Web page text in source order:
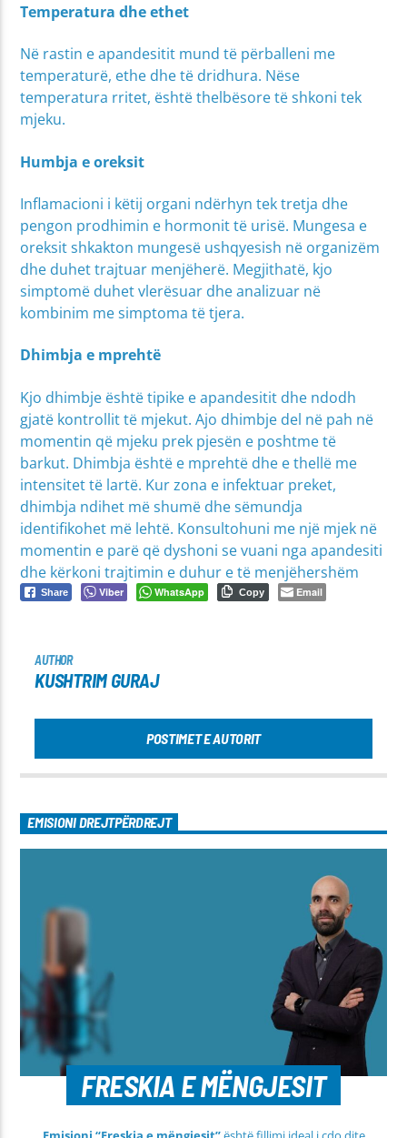
Temperatura dhe ethet
Në rastin e apandesitit mund të përballeni me
temperaturë, ethe dhe të dridhura. Nëse
temperatura rritet, është thelbësore të shkoni tek
mjeku.
Humbja e oreksit
Inflamacioni i këtij organi ndërhyn tek tretja dhe
pengon prodhimin e hormonit të urisë. Mungesa e
oreksit shkakton mungesë ushqyesish në organizëm
dhe duhet trajtuar menjëherë. Megjithatë, kjo
simptomë duhet vlerësuar dhe analizuar në
kombinim me simptoma të tjera.
Dhimbja e mprehtë
Kjo dhimbje është tipike e apandesitit dhe ndodh
gjatë kontrollit të mjekut. Ajo dhimbje del në pah në
momentin që mjeku prek pjesën e poshtme të
barkut. Dhimbja është e mprehtë dhe e thellë me
intensitet të lartë. Kur zona e infektuar preket,
dhimbja ndihet më shumë dhe sëmundja
identifikohet më lehtë. Konsultohuni me një mjek në
momentin e parë që dyshoni se vuani nga apandesiti
dhe kërkoni trajtimin e duhur e të menjëhershëm
Share Viber WhatsApp Copy Email
AUTHOR
KUSHTRIM GURAJ
POSTIMET E AUTORIT
EMISIONI DREJTPËRDREJT
FRESKIA E MËNGJESIT